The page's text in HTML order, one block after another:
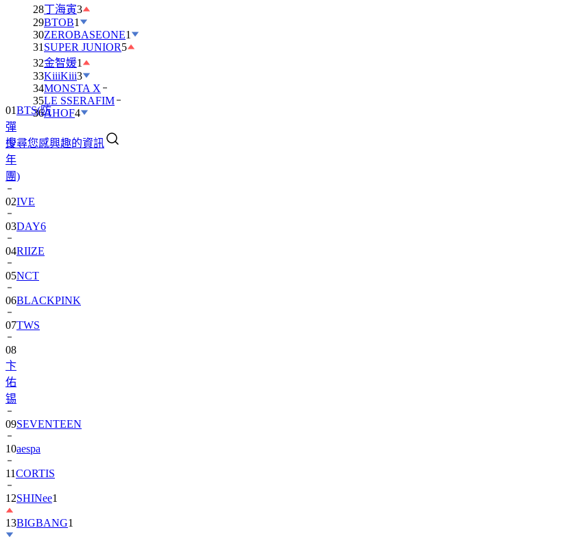
28丁海寅3
29BTOB1
30ZEROBASEONE1
31 SUPER JUNIOR5
32金智媛1
33KiiiKiii3
34MONSTA X
35LE SSERAFIM
36AHOF4
搜尋您感興趣的資訊
01BTS(防
彈
少
年
團)
02IVE
03DAY6
04RIIZE
05NCT
06BLACKPINK
07TWS
08
卞
佑
锡
09SEVENTEEN
10aespa
11CORTIS
12SHINee1
13BIGBANG1